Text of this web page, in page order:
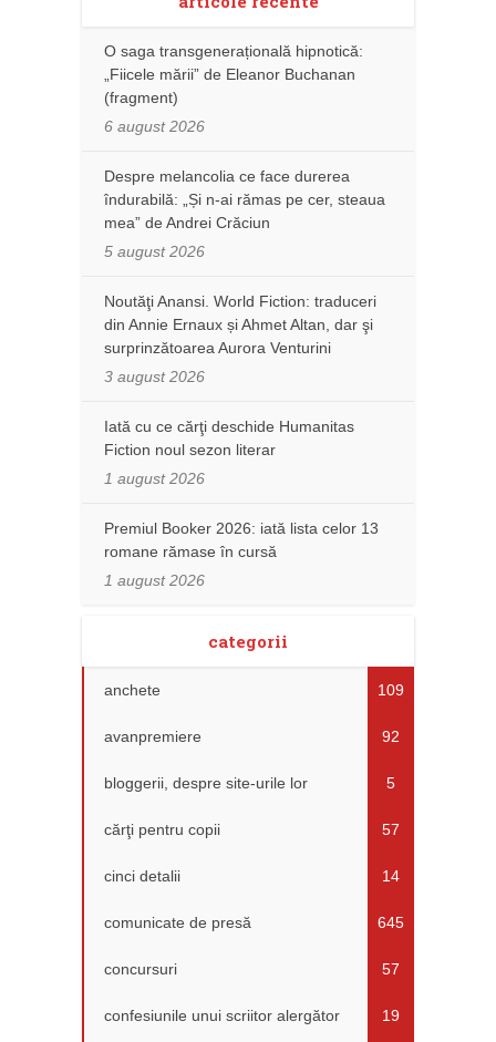
O saga transgenerațională hipnotică:
„Fiicele mării” de Eleanor Buchanan
(fragment)
6 august 2026
Despre melancolia ce face durerea
îndurabilă: „Și n-ai rămas pe cer, steaua
mea” de Andrei Crăciun
5 august 2026
Noutăţi Anansi. World Fiction: traduceri
din Annie Ernaux și Ahmet Altan, dar şi
surprinzătoarea Aurora Venturini
3 august 2026
Iată cu ce cărţi deschide Humanitas
Fiction noul sezon literar
1 august 2026
Premiul Booker 2026: iată lista celor 13
romane rămase în cursă
1 august 2026
categorii
anchete 109
avanpremiere 92
bloggerii, despre site-urile lor 5
cărţi pentru copii 57
cinci detalii 14
comunicate de presă 645
concursuri 57
confesiunile unui scriitor alergător 19